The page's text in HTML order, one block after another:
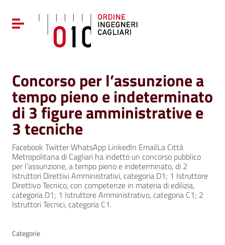
Vai al menu di navigazione
Vai al footer
Attiva / disattiva la navigazione
Concorso per l’assunzione a
tempo pieno e indeterminato
di 3 figure amministrative e
3 tecniche
Facebook Twitter WhatsApp LinkedIn EmailLa Città
Metropolitana di Cagliari ha indetto un concorso pubblico
per l’assunzione, a tempo pieno e indeterminato, di 2
Istruttori Direttivi Amministrativi, categoria D1; 1 Istruttore
Direttivo Tecnico, con competenze in materia di edilizia,
categoria D1; 1 Istruttore Amministrativo, categoria C1; 2
Istruttori Tecnici, categoria C1.
Categorie